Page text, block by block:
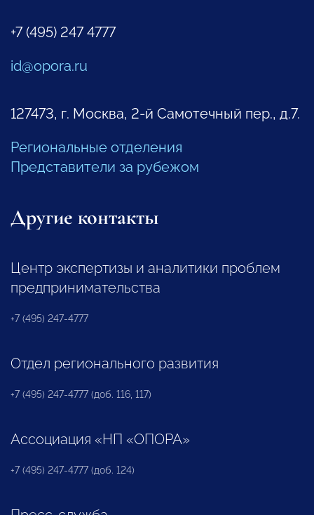
+7 (495) 247 4777
id@opora.ru
127473, г. Москва, 2-й Самотечный пер., д.7.
Региональные отделения
Представители за рубежом
Другие контакты
Центр экспертизы и аналитики проблем
предпринимательства
+7 (495) 247-4777
Отдел регионального развития
+7 (495) 247-4777 (доб. 116, 117)
Ассоциация «НП «ОПОРА»
+7 (495) 247-4777 (доб. 124)